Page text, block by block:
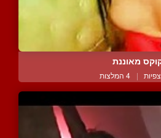
מאוננת
| 4 המלצות